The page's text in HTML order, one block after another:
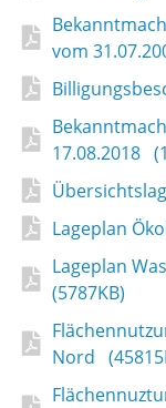
vom
17.08.2018
Lageplan
Lageplan
(5787KB)
Nord